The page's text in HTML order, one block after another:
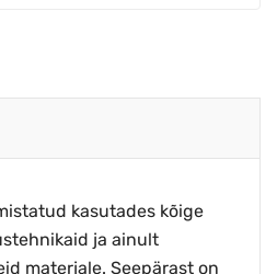
kasutades kõige
ja ainult
materjale. Seepärast on